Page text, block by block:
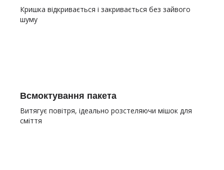
Кришка відкривається і закривається без зайвого
шуму
Всмоктування пакета
Витягує повітря, ідеально розстеляючи мішок для
сміття